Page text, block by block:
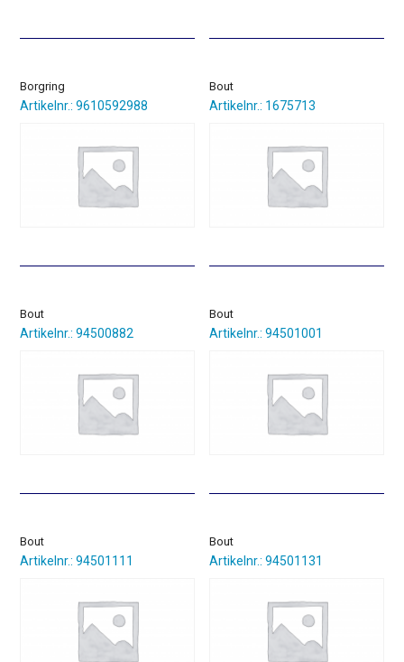
Borgring
Artikelnr.: 9610592988
Bout
Artikelnr.: 1675713
Bout
Artikelnr.: 94500882
Bout
Artikelnr.: 94501001
Bout
Artikelnr.: 94501111
Bout
Artikelnr.: 94501131